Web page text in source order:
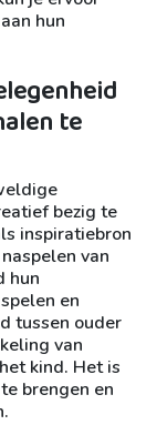
hun
te
bezig te
inspiratiebron
van
hun
en
tussen ouder
van
kind. Het is
brengen en